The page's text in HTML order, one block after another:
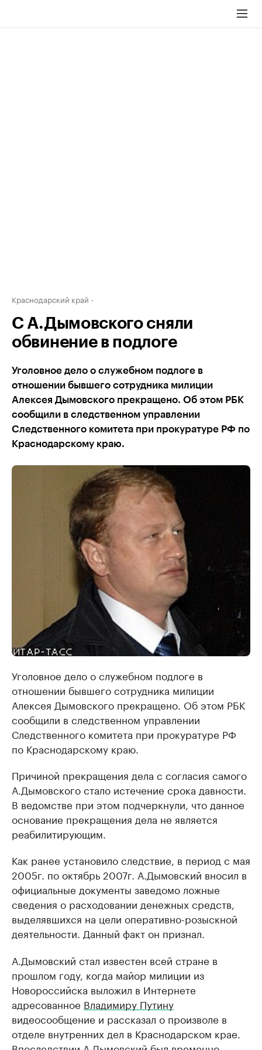
Краснодарский край
С А.Дымовского сняли
обвинение в подлоге
Уголовное дело о служебном подлоге в
отношении бывшего сотрудника милиции
Алексея Дымовского прекращено. Об этом РБК
сообщили в следственном управлении
Следственного комитета при прокуратуре РФ по
Краснодарскому краю.
Уголовное дело о служебном подлоге в
отношении бывшего сотрудника милиции
Алексея Дымовского прекращено. Об этом РБК
сообщили в следственном управлении
Следственного комитета при прокуратуре РФ
по Краснодарскому краю.
Причиной прекращения дела с согласия самого
А.Дымовского стало истечение срока давности.
В ведомстве при этом подчеркнули, что данное
основание прекращения дела не является
реабилитирующим.
Как ранее установило следствие, в период с мая
2005г. по октябрь 2007г. А.Дымовский вносил в
официальные документы заведомо ложные
сведения о расходовании денежных средств,
выделявшихся на цели оперативно-розыскной
деятельности. Данный факт он признал.
А.Дымовский стал известен всей стране в
прошлом году, когда майор милиции из
Новороссийска выложил в Интернете
адресованное Владимиру Путину
видеосообщение и рассказал о произволе в
отделе внутренних дел в Краснодарском крае.